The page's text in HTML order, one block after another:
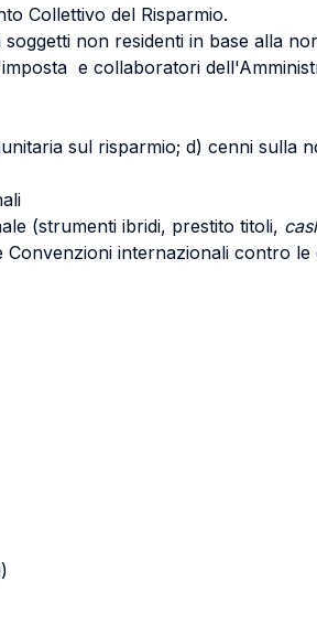
Collettivo del Risparmio.
non residenti in base alla
e collaboratori
sul risparmio; d) cenni sulla
(strumenti ibridi, prestito titoli,
internazionali contro le